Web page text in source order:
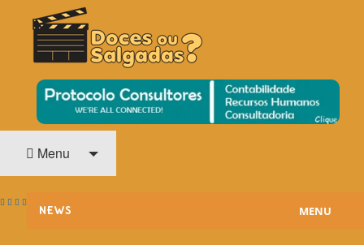
DOCES OU SALGADAS?
O Cinema? Uma Paixão!!
Menu
NEWS MENU